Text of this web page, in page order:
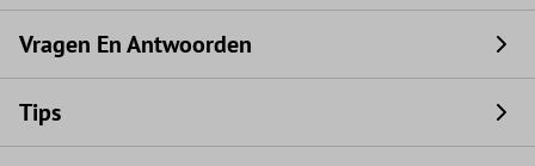
Vragen En Antwoorden
Tips